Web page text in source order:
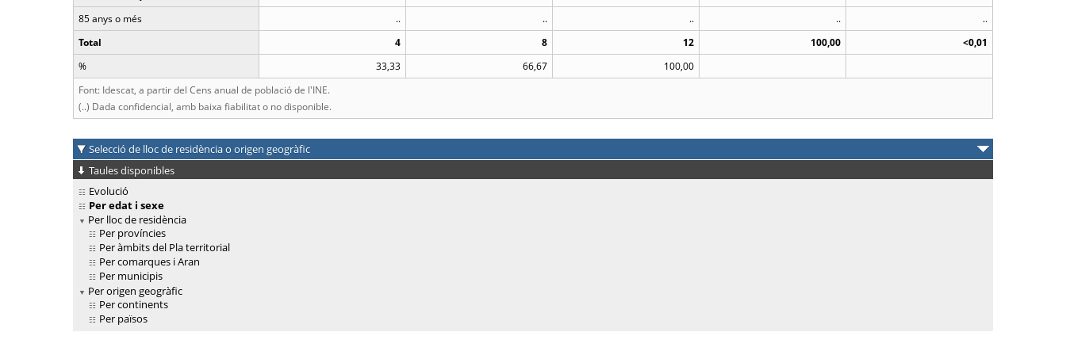
85 anys o més
.. .. .. ..
..
Total
4 8 12 100,00
<0,01
%
33,33 66,67
100,00
Font: Idescat, a partir del Cens anual de població de l'INE.
(..) Dada confidencial, amb baixa fiabilitat o no disponible.
Selecció de lloc de residència o origen geogràfic
Taules disponibles
Evolució
Per edat i sexe
Per lloc de residència
Per províncies
Per àmbits del Pla territorial
Per comarques i Aran
Per municipis
Per origen geogràfic
Per continents
Per països